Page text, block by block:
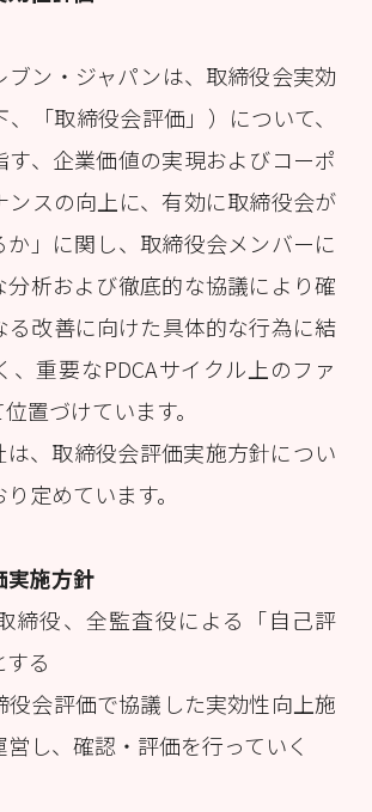
ン・ジャパンは、取締役会実効
「取締役会評価」）について、
す、企業価値の実現およびコーポ
ンスの向上に、有効に取締役会が
か」に関し、取締役会メンバーに
分析および徹底的な協議により確
る改善に向けた具体的な行為に結
、重要なPDCAサイクル上のファ
置づけています。
は、取締役会評価実施方針につい
定めています。
実施方針
締役、全監査役による「自己評
る
会評価で協議した実効性向上施
し、確認・評価を行っていく